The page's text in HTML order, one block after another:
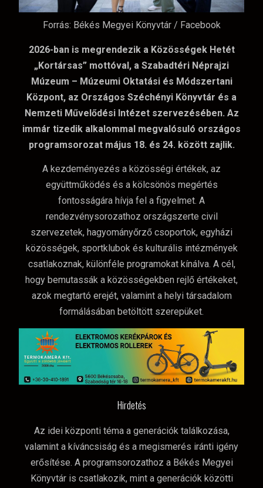
Forrás: Békés Megyei Könyvtár / Facebook
2026-ban is megrendezik a Közösségek Hetét
„Kortársas” mottóval, a Szabadtéri Néprajzi
Múzeum – Múzeumi Oktatási és Módszertani
Központ, az Országos Széchényi Könyvtár és a
Nemzeti Művelődési Intézet szervezésében. Az
immár tizedik alkalommal megvalósuló országos
programsorozat május 18. és 24. között zajlik.
A kezdeményezés a közösségi értékek, az
együttműködés és a kölcsönös megértés
fontosságára hívja fel a figyelmet. A
rendezvénysorozathoz országszerte civil
szervezetek, hagyományőrző csoportok, egyházi
közösségek, sportklubok és kulturális intézmények
csatlakoznak, különféle programokat kínálva. A cél,
hogy bemutassák a közösségekben rejlő értékeket,
azok megtartó erejét, valamint a helyi társadalom
formálásában betöltött szerepüket.
Hirdetés
Az idei központi téma a generációk találkozása,
valamint a kíváncsiság és a megismerés iránti igény
erősítése. A programsorozathoz a Békés Megyei
Könyvtár is csatlakozik, mint a generációk közötti